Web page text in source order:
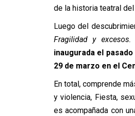
de la historia teatral
Luego del
Fragilidad y
inaugurada el
29 de marzo en el
En total, comprende
y violencia, Fiesta,
es acompañada con